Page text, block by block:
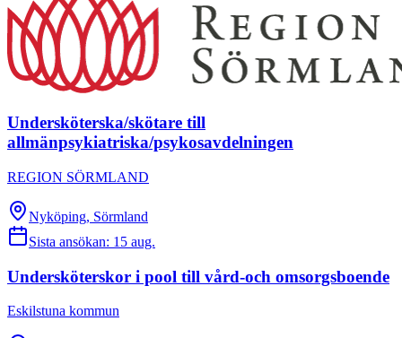
Undersköterska/skötare till
allmänpsykiatriska/psykosavdelningen
REGION SÖRMLAND
Nyköping, Sörmland
Sista ansökan: 15 aug.
Undersköterskor i pool till vård-och omsorgsboende
Eskilstuna kommun